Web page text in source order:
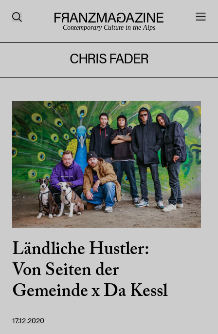
Contemporary Culture in the Alps
CHRIS FADER
Ländliche Hustler:
Von Seiten der
Gemeinde x Da Kessl
17.12.2020